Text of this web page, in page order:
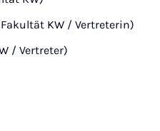
KW / Vertreterin)
/ Vertreter)